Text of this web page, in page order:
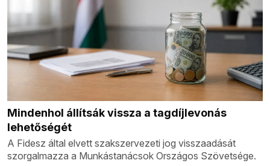
Mindenhol állítsák vissza a tagdíjlevonás
lehetőségét
A Fidesz által elvett szakszervezeti jog visszaadását
szorgalmazza a Munkástanácsok Országos Szövetsége.